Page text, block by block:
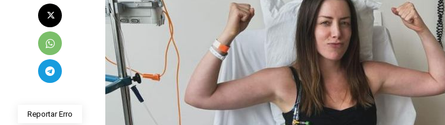
Reportar Erro